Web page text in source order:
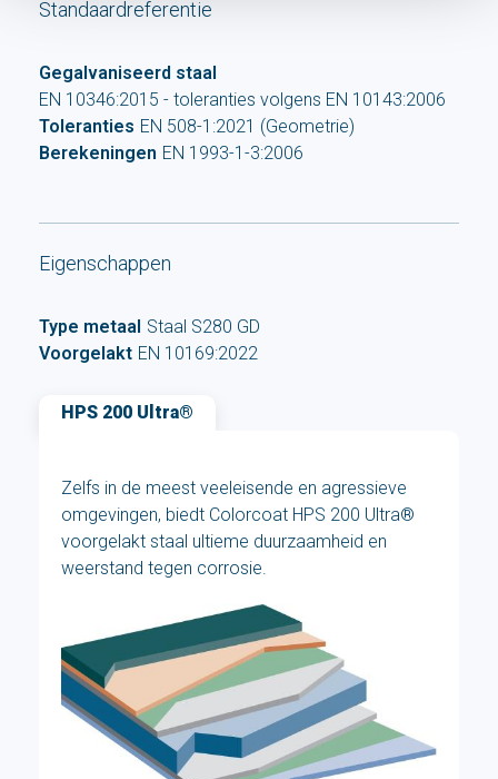
Standaardreferentie
Gegalvaniseerd staal
EN 10346:2015 - toleranties volgens EN 10143:2006
Toleranties EN 508-1:2021 (Geometrie)
Berekeningen EN 1993-1-3:2006
Eigenschappen
Type metaal Staal S280 GD
Voorgelakt EN 10169:2022
HPS 200 Ultra®
Zelfs in de meest veeleisende en agressieve
omgevingen, biedt Colorcoat HPS 200 Ultra®
voorgelakt staal ultieme duurzaamheid en
weerstand tegen corrosie.